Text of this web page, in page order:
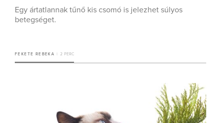
Egy ártatlannak tűnő kis csomó is jelezhet súlyos
betegséget.
FEKETE REBEKA 2 PERC